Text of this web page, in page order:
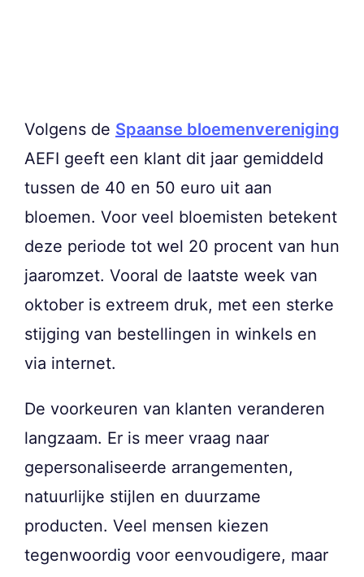
Volgens de Spaanse bloemenvereniging
AEFI geeft een klant dit jaar gemiddeld
tussen de 40 en 50 euro uit aan
bloemen. Voor veel bloemisten betekent
deze periode tot wel 20 procent van hun
jaaromzet. Vooral de laatste week van
oktober is extreem druk, met een sterke
stijging van bestellingen in winkels en
via internet.
De voorkeuren van klanten veranderen
langzaam. Er is meer vraag naar
gepersonaliseerde arrangementen,
natuurlijke stijlen en duurzame
producten. Veel mensen kiezen
tegenwoordig voor eenvoudigere, maar